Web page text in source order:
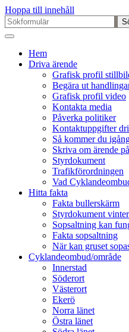
Hoppa till innehåll
Sök
efter:
Hem
Driva ärende
Grafisk profil
Begära ut
Grafisk profil video
Kontakta media
Påverka politiker
Kontaktuppgifter
Så kommer du
Skriva om ärende
Styrdokument
Trafikförordningen
Vad
Hitta fakta
Fakta bullerskärm
Styrdokument
Sopsaltning kan
Fakta sopsaltning
När kan gruset
Cyklandeombud/område
Innerstad
Söderort
Västerort
Ekerö
Norra länet
Östra länet